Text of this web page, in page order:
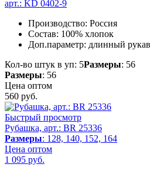
арт.: KD 0402-9
Производство: Россия
Состав: 100% хлопок
Доп.параметр: длинный рукав
Кол-во штук в уп: 5Размеры: 56
Размеры: 56
Цена оптом
560 руб.
Быстрый просмотр
Рубашка, арт.: BR 25336
Размеры: 128, 140, 152, 164
Цена оптом
1 095 руб.